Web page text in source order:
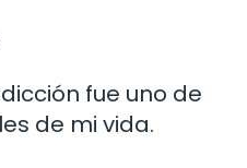
fue uno de
de mi vida.